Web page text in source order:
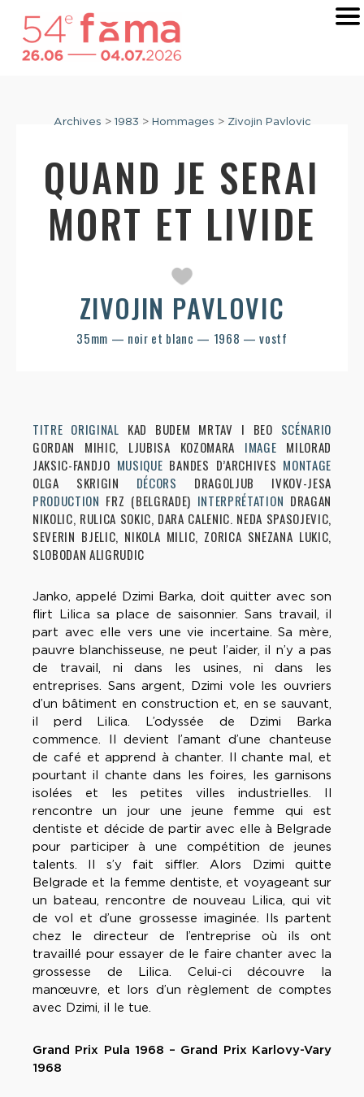
Archives > 1983 > Hommages > Zivojin Pavlovic
QUAND JE SERAI
MORT ET LIVIDE
ZIVOJIN PAVLOVIC
35mm — noir et blanc — 1968 — vostf
TITRE ORIGINAL KAD BUDEM MRTAV I BEO SCÉNARIO
GORDAN MIHIC, LJUBISA KOZOMARA IMAGE MILORAD
JAKSIC-FANDJO MUSIQUE BANDES D’ARCHIVES MONTAGE
OLGA SKRIGIN DÉCORS DRAGOLJUB IVKOV-JESA
PRODUCTION FRZ (BELGRADE) INTERPRÉTATION DRAGAN
NIKOLIC, RULICA SOKIC, DARA CALENIC. NEDA SPASOJEVIC,
SEVERIN BJELIC, NIKOLA MILIC, ZORICA SNEZANA LUKIC,
SLOBODAN ALIGRUDIC
Janko, appelé Dzimi Barka, doit quitter avec son
flirt Lilica sa place de saisonnier. Sans travail, il
part avec elle vers une vie incertaine. Sa mère,
pauvre blanchisseuse, ne peut l’aider, il n’y a pas
de travail, ni dans les usines, ni dans les
entreprises. Sans argent, Dzimi vole les ouvriers
d’un bâtiment en construction et, en se sauvant,
il perd Lilica. L’odyssée de Dzimi Barka
commence. Il devient l’amant d’une chanteuse
de café et apprend à chanter. Il chante mal, et
pourtant il chante dans les foires, les garnisons
isolées et les petites villes industrielles. Il
rencontre un jour une jeune femme qui est
dentiste et décide de partir avec elle à Belgrade
pour participer à une compétition de jeunes
talents. Il s’y fait siffler. Alors Dzimi quitte
Belgrade et la femme dentiste, et voyageant sur
un bateau, rencontre de nouveau Lilica, qui vit
de vol et d’une grossesse imaginée. Ils partent
chez le directeur de l’entreprise où ils ont
travaillé pour essayer de le faire chanter avec la
grossesse de Lilica. Celui-ci découvre la
manœuvre, et lors d’un règlement de comptes
avec Dzimi, il le tue.
Grand Prix Pula 1968 – Grand Prix Karlovy-Vary
1968